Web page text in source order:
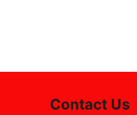
Contact Us